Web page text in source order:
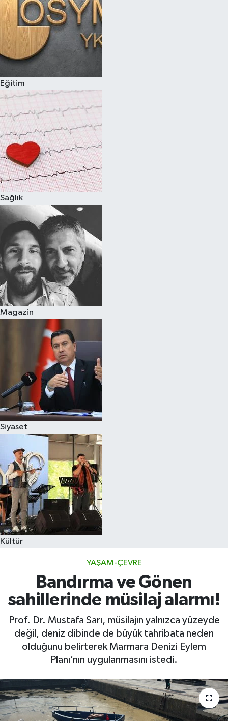
Eğitim
Sağlık
Magazin
Siyaset
Kültür
YAŞAM-ÇEVRE
Bandırma ve Gönen
sahillerinde müsilaj alarmı!
Prof. Dr. Mustafa Sarı, müsilajın yalnızca yüzeyde
değil, deniz dibinde de büyük tahribata neden
olduğunu belirterek Marmara Denizi Eylem
Planı’nın uygulanmasını istedi.